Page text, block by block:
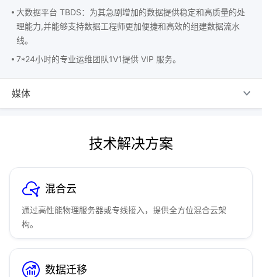
大数据平台 TBDS：为其急剧增加的数据提供稳定和高质量的处
理能力,并能够支持数据工程师更加便捷和高效的组建数据流水
线。
7*24小时的专业运维团队1V1提供 VIP 服务。
媒体
技术解决方案
混合云
通过高性能物理服务器或专线接入，提供全方位混合云架
构。
数据迁移